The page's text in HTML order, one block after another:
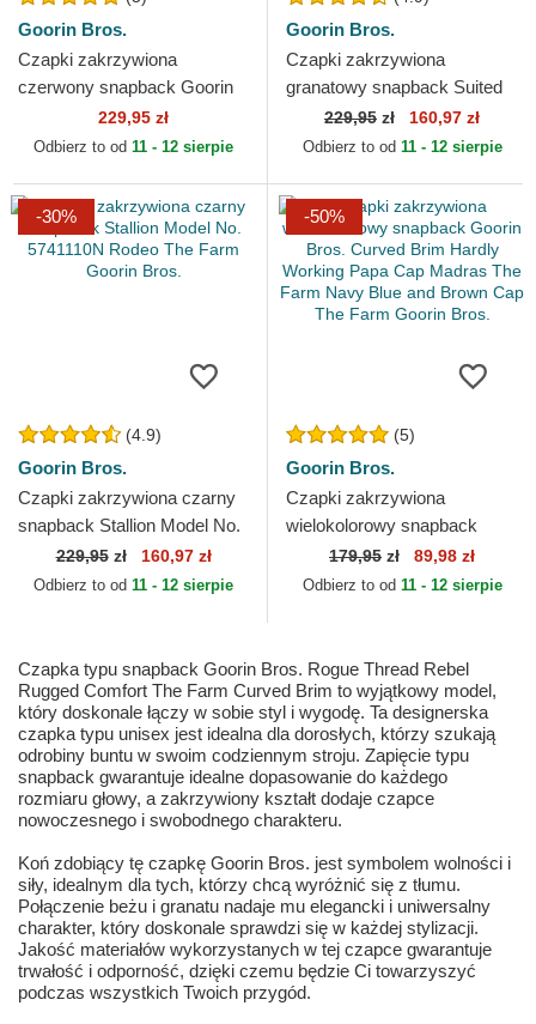
Goorin Bros.
Czapki zakrzywiona
czerwony snapback Goorin
Bros. Horse Rebel The Wild
West Core Canvas The
229,95 zł
Odbierz to od 11 - 12 sierpie
Goorin Bros.
Czapki zakrzywiona
granatowy snapback Suited
Champ Business
Professional The Farm
229,95 zł 160,97 zł
Odbierz to od 11 - 12 sierpie
-30%
(4.9)
Goorin Bros.
Czapki zakrzywiona czarny
snapback Stallion Model No.
5741110N Rodeo The Farm
Goorin Bros.
229,95zł 160,97 zł
Odbierz to od 11 - 12 sierpie
-50%
(5)
Goorin Bros.
Czapki zakrzywiona
wielokolorowy snapback
Goorin Bros. Curved Brim
Hardly Working Papa Cap
179,95 zł 89,98 zł
Odbierz to od 11 - 12 sierpie
Czapka typu snapback Goorin Bros. Rogue Thread Rebel
Rugged Comfort The Farm Curved Brim to wyjątkowy model,
który doskonale łączy w sobie styl i wygodę. Ta designerska
czapka typu unisex jest idealna dla dorosłych, którzy szukają
odrobiny buntu w swoim codziennym stroju. Zapięcie typu
snapback gwarantuje idealne dopasowanie do każdego
rozmiaru głowy, a zakrzywiony kształt dodaje czapce
nowoczesnego i swobodnego charakteru.
Koń zdobiący tę czapkę Goorin Bros. jest symbolem wolności i
siły, idealnym dla tych, którzy chcą wyróżnić się z tłumu.
Połączenie beżu i granatu nadaje mu elegancki i uniwersalny
charakter, który doskonale sprawdzi się w każdej stylizacji.
Jakość materiałów wykorzystanych w tej czapce gwarantuje
trwałość i odporność, dzięki czemu będzie Ci towarzyszyć
podczas wszystkich Twoich przygód.